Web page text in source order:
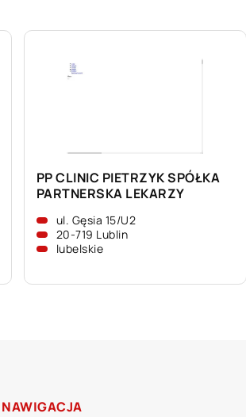
PP CLINIC PIETRZYK SPÓŁKA
PARTNERSKA LEKARZY
ul. Gęsia 15/U2
20-719 Lublin
lubelskie
NAWIGACJA